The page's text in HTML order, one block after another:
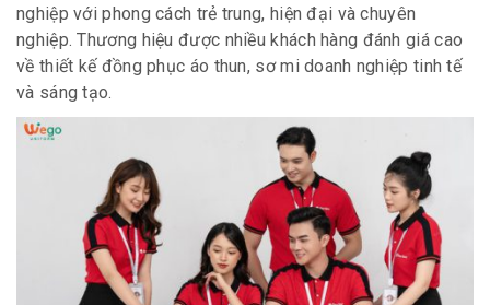
nghiệp với phong cách trẻ trung, hiện đại và chuyên
nghiệp. Thương hiệu được nhiều khách hàng đánh giá cao
về thiết kế đồng phục áo thun, sơ mi doanh nghiệp tinh tế
và sáng tạo.